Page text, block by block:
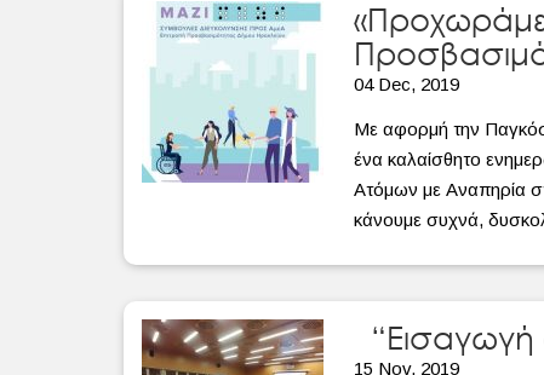
«Προχωράμε
04 Dec, 2019
Με αφορμή την
ένα καλαίσθητο
Ατόμων με Αναπηρία
κάνουμε συχνά,
“Εισαγωγή
15 Nov, 2019